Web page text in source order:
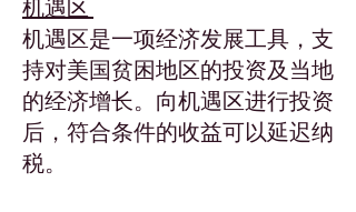
机遇区
机遇区是一项经济发展工具，支
持对美国贫困地区的投资及当地
的经济增长。向机遇区进行投资
后，符合条件的收益可以延迟纳
税。